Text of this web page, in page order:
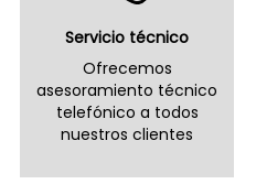
Servicio técnico
Ofrecemos
asesoramiento técnico
telefónico a todos
nuestros clientes